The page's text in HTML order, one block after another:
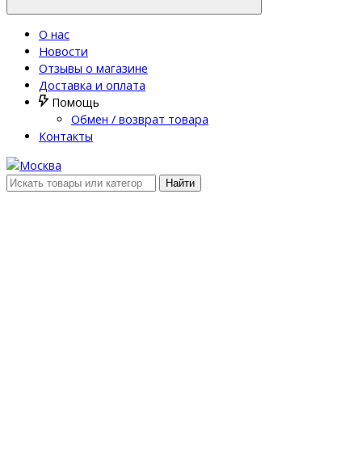
О нас
Новости
Отзывы о магазине
Доставка и оплата
Помощь
Обмен / возврат товара
Контакты
Найти